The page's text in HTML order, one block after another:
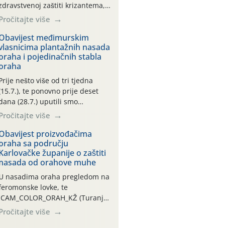
zaštiti krizantema,
prije zamračivanja u proteklom
smo mjesecu tri puta upućivali
o preventivnim
zaštite krizantema od
uzročnika bolesti,
i fito-fagnih grinja (23.7.,
06.7.)! Na početku ovog
je zabilježeno je
i ekstremno vruće
razdoblje, uz
temperature […]
više
međimurskim
plantažnih nasada
i pojedinačnih stabla
nešto više od tri tjedna
te ponovno prije deset
(28.7.) uputili smo
vlasnicima plantažnih
nasada oraha i pojedinačnih
o početku leta i
potrebi usmjerenog
orahove muhe
completa)! Već
dana traje drugi
“toplinski udar”, koji
naročito izražen zadnja šest
(31.7.-05.8.), jer najviše
zraka svakodnevno
više
proizvođačima
sa području
županije o zaštiti
od orahove muhe
nasadima oraha pregledom na
lovke, te
CAM_COLOR_ORAH_KŽ (Turanj,
zabilježena je mala
populacija odraslih oblika
više